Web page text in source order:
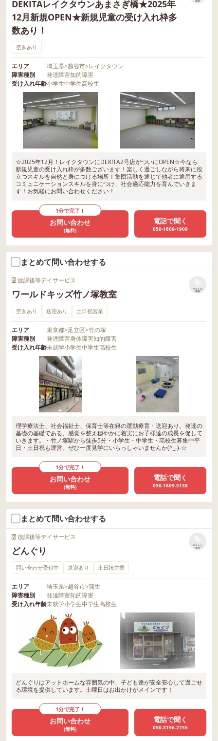
DEKITAレイクタウンあまさぎ橋★2025年
12月新規OPEN★新規児童の受け入れ枠多
数あり！
保存
空きあり
エリア 埼玉県>越谷市>レイクタウン
障害種別
発達障害知的障害
受け入れ年齢小学生中学生高校生
☆2025年12月！レイクタウンにDEKITA2号店がついにOPEN☆今なら
新規児童の受け入れ枠が多数ございます！楽しく過ごしながら将来に役
立つスキルを自然と身につける場所！集団活動を通じて他者に通用する
コミュニケーションスキルを身につけ、社会適応能力を育んでいきま
す！お気軽にお問い合わせください！
1分で完了！
お問い合わせ
(無料)
電話で聞く
050-1809-1909
まとめて問い合わせする
放課後等デイサービス
ワールドキッズ竹ノ塚教室
リストに
保存
空きあり 送迎あり 土日祝営業
エリア 東京都>足立区>竹の塚
障害種別
発達障害身体障害知的障害
受け入れ年齢未就学小学生中学生高校生
理学療法士、社会福祉士、保育士等在籍の運動療育・送迎あり。発達の
基礎の基礎である、感覚を整え穏やかに着実にお子様達の成長を促して
いきます。・竹ノ塚駅から徒歩5分・小学生・中学生・高校生募集中平
日・土日祝も運営。ぜひ一度見学にいらっしゃいませんか(^_-)-☆
1分で完了！
お問い合わせ
(無料)
電話で聞く
050-1809-5138
まとめて問い合わせする
放課後等デイサービス
どんぐり
リストに
保存
問い合わせ受付中 送迎あり 土日祝営業
エリア 埼玉県>越谷市>蒲生
障害種別
発達障害知的障害
受け入れ年齢未就学小学生中学生高校生
どんぐりはアットホームな雰囲気の中、子ども達が安全安心して過ごせ
る環境を提供しています。土曜日はお出かけがメインです！
1分で完了！
お問い合わせ
(無料)
電話で聞く
050-3196-2755